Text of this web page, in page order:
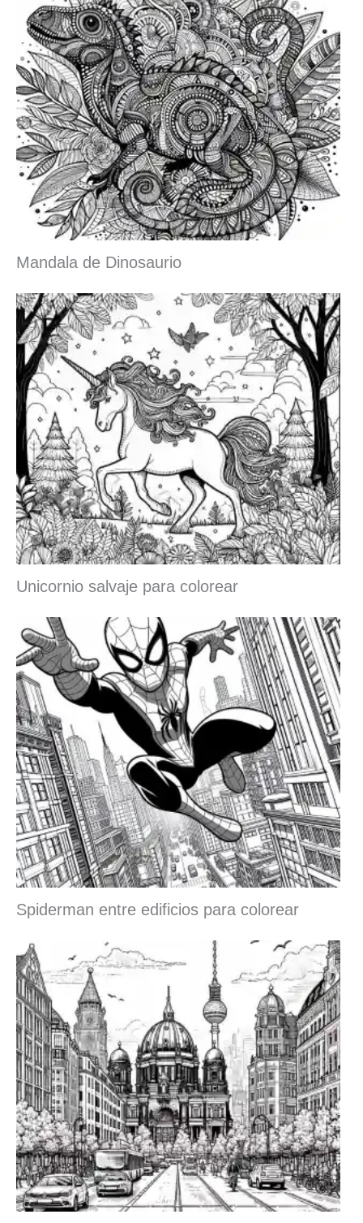
Mandala de Dinosaurio
Unicornio salvaje para colorear
Spiderman entre edificios para colorear